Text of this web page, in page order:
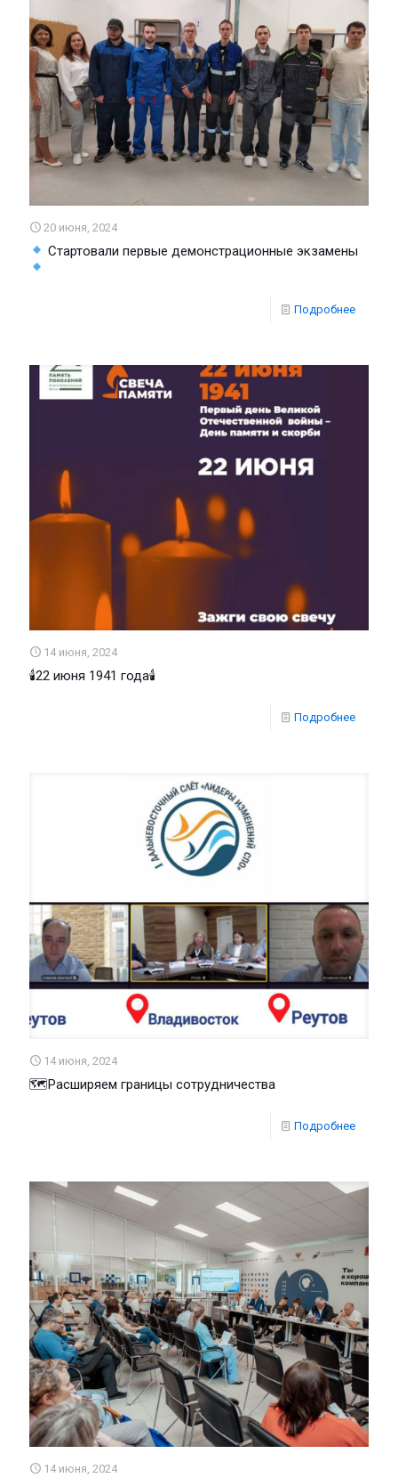
20 июня, 2024
Стартовали первые демонстрационные экзамены
Подробнее
14 июня, 2024
🕯22 июня 1941 года🕯
Подробнее
14 июня, 2024
🗺Расширяем границы сотрудничества
Подробнее
14 июня, 2024